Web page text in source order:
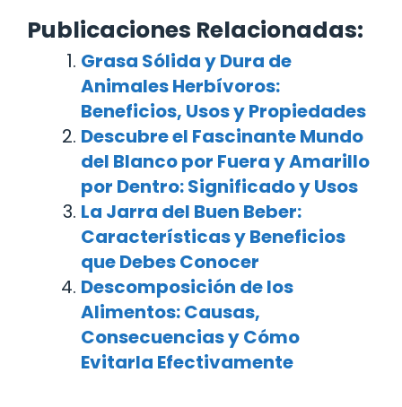
Publicaciones Relacionadas:
Grasa Sólida y Dura de
Animales Herbívoros:
Beneficios, Usos y Propiedades
Descubre el Fascinante Mundo
del Blanco por Fuera y Amarillo
por Dentro: Significado y Usos
La Jarra del Buen Beber:
Características y Beneficios
que Debes Conocer
Descomposición de los
Alimentos: Causas,
Consecuencias y Cómo
Evitarla Efectivamente